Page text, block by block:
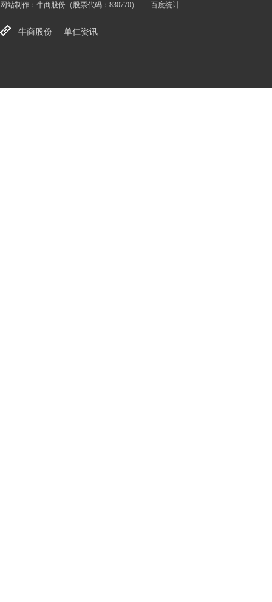
网站制作： 牛商股份 （股票代码：830770） 百度统计
牛商股份 单仁资讯